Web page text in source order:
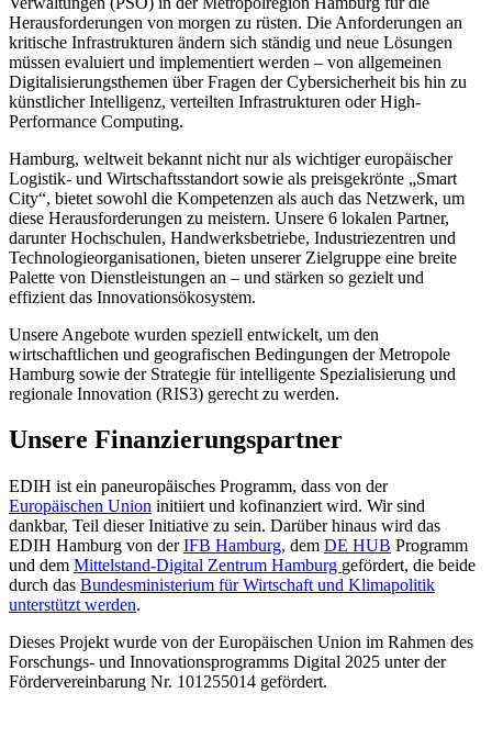
Herausforderungen von morgen zu rüsten. Die Anforderungen an
kritische Infrastrukturen ändern sich ständig und neue Lösungen
müssen evaluiert und implementiert werden – von allgemeinen
Digitalisierungsthemen über Fragen der Cybersicherheit bis hin zu
künstlicher Intelligenz, verteilten Infrastrukturen oder High-
Performance Computing.
Hamburg, weltweit bekannt nicht nur als wichtiger europäischer
Logistik- und Wirtschaftsstandort sowie als preisgekrönte „Smart
City“, bietet sowohl die Kompetenzen als auch das Netzwerk, um
diese Herausforderungen zu meistern. Unsere 6 lokalen Partner,
darunter Hochschulen, Handwerksbetriebe, Industriezentren und
Technologieorganisationen, bieten unserer Zielgruppe eine breite
Palette von Dienstleistungen an – und stärken so gezielt und
effizient das Innovationsökosystem.
Unsere Angebote wurden speziell entwickelt, um den
wirtschaftlichen und geografischen Bedingungen der Metropole
Hamburg sowie der Strategie für intelligente Spezialisierung und
regionale Innovation (RIS3) gerecht zu werden.
Unsere Finanzierungspartner
EDIH ist ein paneuropäisches Programm, dass von der
Europäischen Union initiiert und kofinanziert wird. Wir sind
dankbar, Teil dieser Initiative zu sein. Darüber hinaus wird das
EDIH Hamburg von derIFB Hamburg, dem DE HUB Programm
und dem Mittelstand-Digital Zentrum Hamburg gefördert, die beide
durch das Bundesministerium für Wirtschaft und Klimapolitik
unterstützt werden.
Dieses Projekt wurde von der Europäischen Union im Rahmen des
Forschungs- und Innovationsprogramms Digital 2025 unter der
Fördervereinbarung Nr. 101255014 gefördert.